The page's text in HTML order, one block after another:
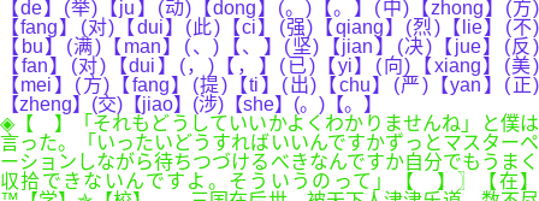
【de】(举)【ju】(动)【dong】(。)【。】(中)【zhong】(方)
【fang】(对)【dui】(此)【ci】(强)【qiang】(烈)【lie】(不)
【bu】(满)【man】(、)【、】(坚)【jian】(决)【jue】(反)
【fan】(对)【dui】(，)【，】(已)【yi】(向)【xiang】(美)
【mei】(方)【fang】(提)【ti】(出)【chu】(严)【yan】(正)
【zheng】(交)【jiao】(涉)【she】(。)【。】
◈【 】「それもどうしていいかよくわかりませんね」と僕は
言った。「いったいどうすればいいんですかずっとマスターペ
ーションしながら待ちつづけるべきなんですか自分でもうまく
収拾できないんですよ。そういうのって」【 】〗【在】